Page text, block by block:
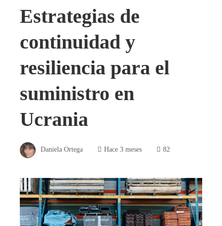
Estrategias de
continuidad y
resiliencia para el
suministro en
Ucrania
Daniela Ortega Hace 3 meses 82